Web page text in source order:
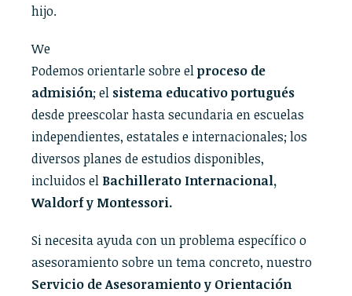
hijo.
We
Podemos orientarle sobre elproceso de
admisión; el sistema educativo portugués
desde preescolar hasta secundaria en escuelas
independientes, estatales e internacionales; los
diversos planes de estudios disponibles,
incluidos el Bachillerato Internacional,
Waldorf y Montessori.
Si necesita ayuda con un problema específico o
asesoramiento sobre un tema concreto, nuestro
Servicio de Asesoramiento y Orientación